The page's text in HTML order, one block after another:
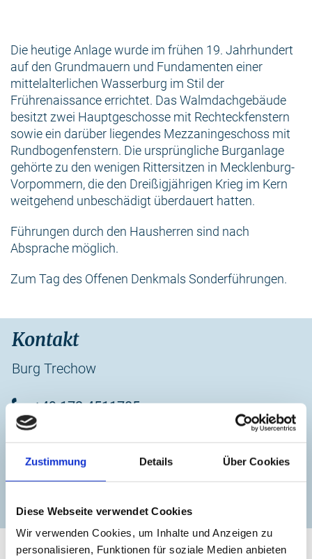
Zustimmung Details Über Cookies
Diese Webseite verwendet Cookies
Wir verwenden Cookies, um Inhalte und Anzeigen zu
personalisieren, Funktionen für soziale Medien anbieten
Die heutige Anlage wurde im frühen 19. Jahrhundert
auf den Grundmauern und Fundamenten einer
mittelalterlichen Wasserburg im Stil der
Frührenaissance errichtet. Das Walmdachgebäude
besitzt zwei Hauptgeschosse mit Rechteckfenstern
sowie ein darüber liegendes Mezzaningeschoss mit
Rundbogenfenstern. Die ursprüngliche Burganlage
gehörte zu den wenigen Rittersitzen in Mecklenburg-
Vorpommern, die den Dreißigjährigen Krieg im Kern
weitgehend unbeschädigt überdauert hatten.
Führungen durch den Hausherren sind nach
Absprache möglich.
Zum Tag des Offenen Denkmals Sonderführungen.
Kontakt
Burg Trechow
+49 172 4511785
Gut-Trechow.Ch.Schierning@T-online.de